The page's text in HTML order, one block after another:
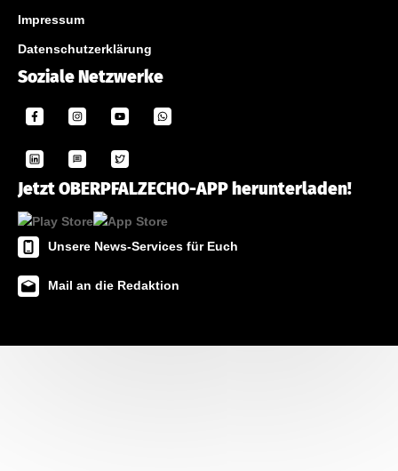
Impressum
Datenschutzerklärung
Soziale Netzwerke
Jetzt OBERPFALZECHO-APP herunterladen!
Unsere News-Services für Euch
Mail an die Redaktion